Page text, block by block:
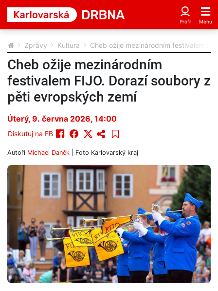
Zprávy Kultura Cheb ožije mezinárodním festivalem
Cheb ožije mezinárodním
festivalem FIJO. Dorazí soubory z
pěti evropských zemí
Úterý, 9. června 2026, 14:00
Diskutuj na FB
Autoři Michael Daněk | Foto Karlovarský kraj